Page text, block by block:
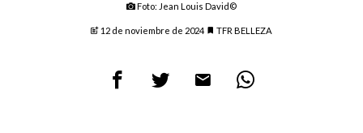
Foto: Jean Louis David©
12 de noviembre de 2024 TFR BELLEZA